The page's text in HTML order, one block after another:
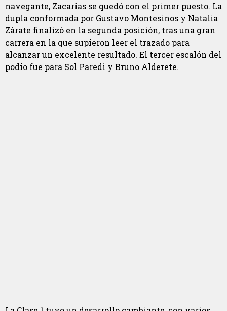
navegante, Zacarías se quedó con el primer puesto. La
dupla conformada por Gustavo Montesinos y Natalia
Zárate finalizó en la segunda posición, tras una gran
carrera en la que supieron leer el trazado para
alcanzar un excelente resultado. El tercer escalón del
podio fue para Sol Paredi y Bruno Alderete.